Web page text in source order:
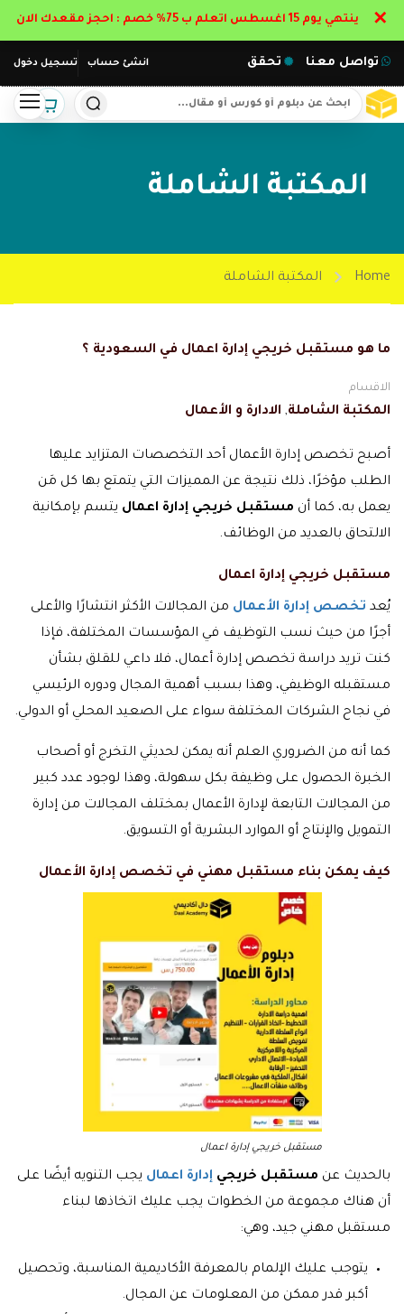
انشئ حساب تسجيل دخول تواصل معنا تحقق
المكتبة الشاملة
Home المكتبة الشاملة
ما هو مستقبل خريجي إدارة اعمال في السعودية ؟
الاقسام
المكتبة الشاملة, الادارة و الأعمال
أصبح تخصص إدارة الأعمال أحد التخصصات المتزايد عليها
الطلب مؤخرًا، ذلك نتيجة عن المميزات التي يتمتع بها كل مَن
يعمل به، كما أن مستقبل خريجي إدارة اعمال يتسم بإمكانية
الالتحاق بالعديد من الوظائف.
مستقبل خريجي إدارة اعمال
يُعد تخصص إدارة الأعمال من المجالات الأكثر انتشارًا والأعلى
أجرًا من حيث نسب التوظيف في المؤسسات المختلفة، فإذا
كنت تريد دراسة تخصص إدارة أعمال، فلا داعي للقلق بشأن
مستقبله الوظيفي، وهذا بسبب أهمية المجال ودوره الرئيسي
في نجاح الشركات المختلفة سواء على الصعيد المحلي أو الدولي.
كما أنه من الضروري العلم أنه يمكن لحديثي التخرج أو أصحاب
الخبرة الحصول على وظيفة بكل سهولة، وهذا لوجود عدد كبير
من المجالات التابعة لإدارة الأعمال بمختلف المجالات من إدارة
التمويل والإنتاج أو الموارد البشرية أو التسويق.
كيف يمكن بناء مستقبل مهني في تخصص إدارة الأعمال
مستقبل خريجي إدارة اعمال
بالحديث عن مستقبل خريجي إدارة اعمال يجب التنويه أيضًا على
أن هناك مجموعة من الخطوات يجب عليك اتخاذها لبناء
مستقبل مهني جيد، وهي:
يتوجب عليك الإلمام بالمعرفة الأكاديمية المناسبة، وتحصيل
أكبر قدر ممكن من المعلومات عن المجال.
ينتهي يوم 15 اغسطس اتعلم ب 75% خصم : احجز مقعدك الان ✕